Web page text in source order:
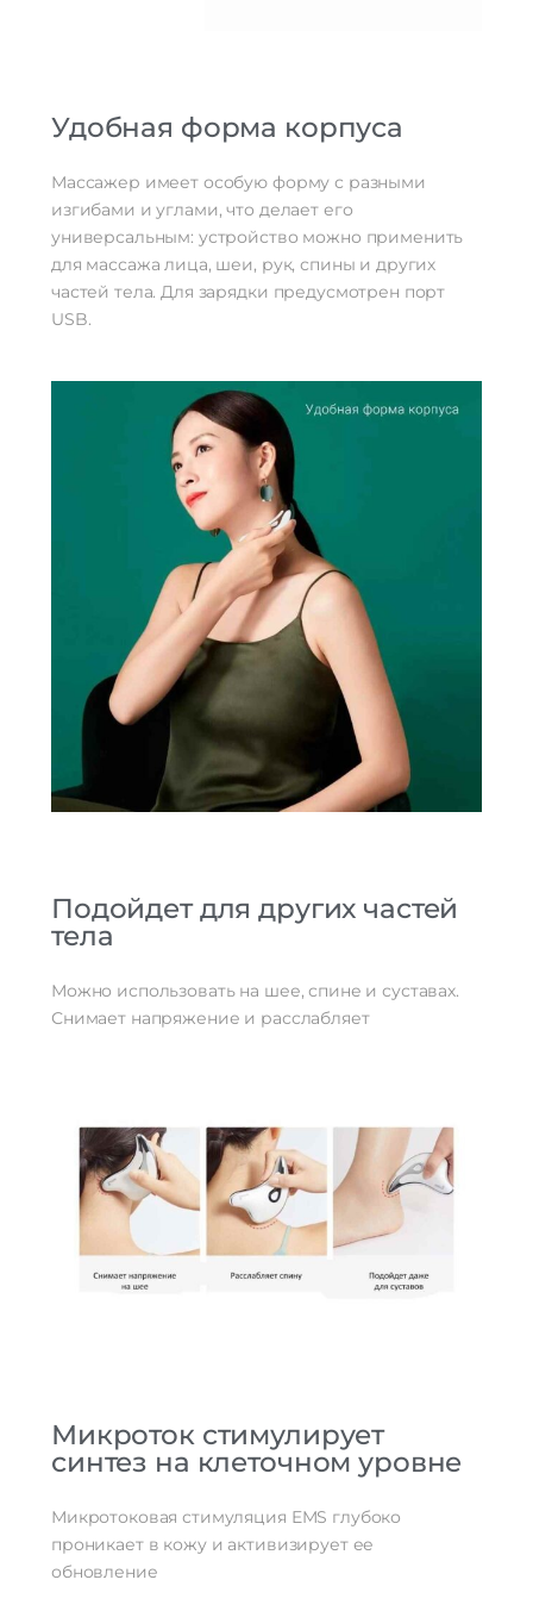
Удобная форма корпуса
Массажер имеет особую форму с разными
изгибами и углами, что делает его
универсальным: устройство можно применить
для массажа лица, шеи, рук, спины и других
частей тела. Для зарядки предусмотрен порт
USB.
Подойдет для других частей
тела
Можно использовать на шее, спине и суставах.
Снимает напряжение и расслабляет
Микроток стимулирует
синтез на клеточном уровне
Микротоковая стимуляция EMS глубоко
проникает в кожу и активизирует ее
обновление